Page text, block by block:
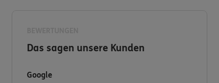
Das sagen unsere Kunden
Google